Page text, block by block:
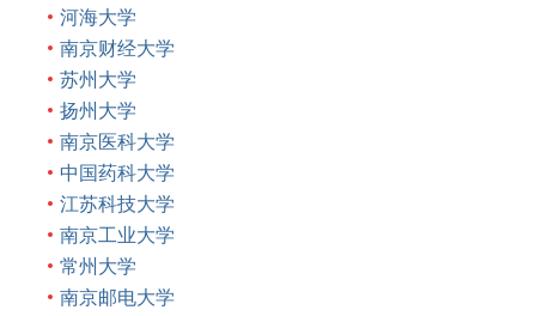
河海大学
南京财经大学
苏州大学
扬州大学
南京医科大学
中国药科大学
江苏科技大学
南京工业大学
常州大学
南京邮电大学